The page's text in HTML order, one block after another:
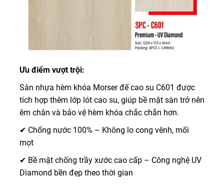
Ưu điểm vượt trội:
Sàn nhựa hèm khóa Morser đế cao su C601 được
tích hợp thêm lớp lót cao su, giúp bề mặt sàn trở nên
êm chân và bảo vệ hèm khóa chắc chắn hơn.
✔ Chống nước 100% – Không lo cong vênh, mối
mọt
✔ Bề mặt chống trầy xước cao cấp – Công nghệ UV
Diamond bền đẹp theo thời gian